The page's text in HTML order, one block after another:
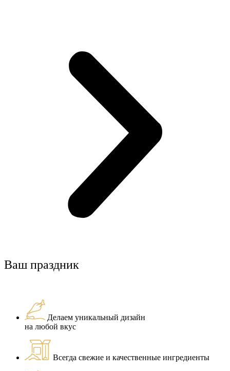
Ваш праздник
Делаем уникальный дизайн
на любой вкус
Всегда свежие и качественные ингредиенты